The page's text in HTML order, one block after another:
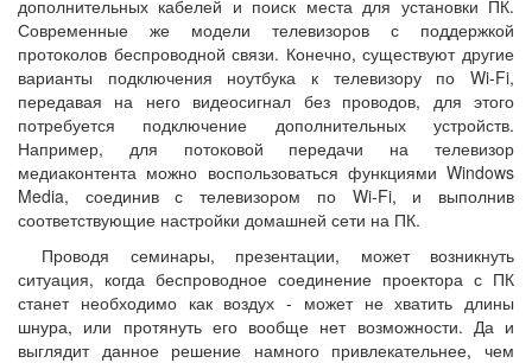
дополнительных кабелей и поиск места для установки ПК.
Современные же модели телевизоров с поддержкой
протоколов беспроводной связи. Конечно, существуют другие
варианты подключения ноутбука к телевизору по Wi-Fi,
передавая на него видеосигнал без проводов, для этого
потребуется подключение дополнительных устройств.
Например, для потоковой передачи на телевизор
медиаконтента можно воспользоваться функциями Windows
Media, соединив с телевизором по Wi-Fi, и выполнив
соответствующие настройки домашней сети на ПК.
Проводя семинары, презентации, может возникнуть
ситуация, когда беспроводное соединение проектора с ПК
станет необходимо как воздух - может не хватить длины
шнура, или протянуть его вообще нет возможности. Да и
выглядит данное решение намного привлекательнее, чем